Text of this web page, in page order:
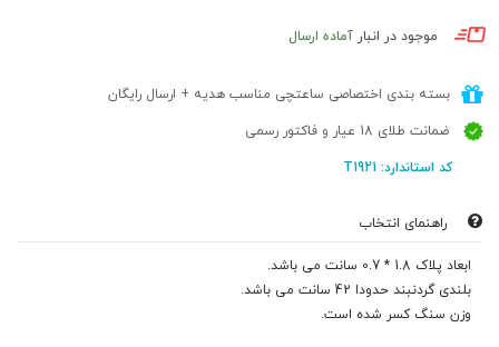
موجود در انبار آماده ارسال
بسته بندی اختصاصی ساعتچی مناسب هدیه + ارسال رایگان
ضمانت طلای 18 عیار و فاکتور رسمی
کد استاندارد: T1921
راهنمای انتخاب
ابعاد پلاک 1.8 * 0.7 سانت می باشد.
بلندی گردنبند حدودا 42 سانت می باشد.
وزن سنگ کسر شده است.